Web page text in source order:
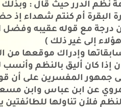
نظم الدرر حيث قال :
البقرة أم كنتم شهداء إذ
مع قوله عقيبه وفضل
إلى غير ذلك )
وإدراك موقعها من
إذا كان أليق بالنظم
المفسرين على أن
عن ابن عباس وابن
فلأن تناولها للطائفتين